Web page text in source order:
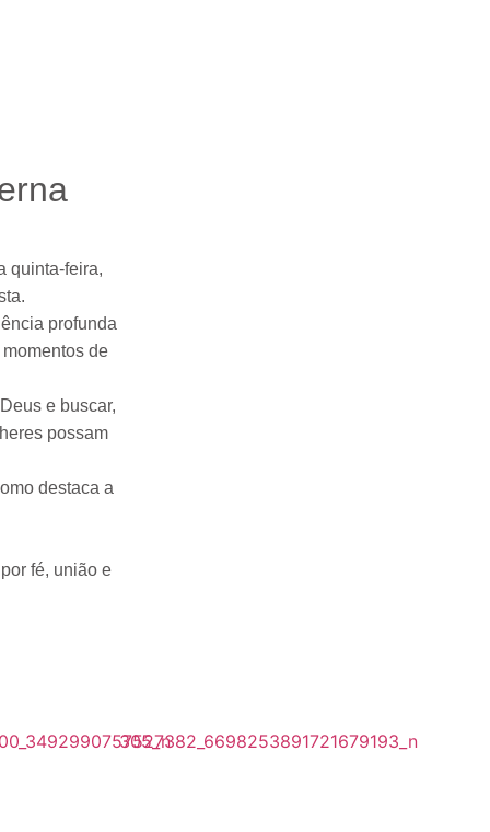
quinta-feira,
.
profunda
de
e buscar,
possam
destaca a
fé, união e